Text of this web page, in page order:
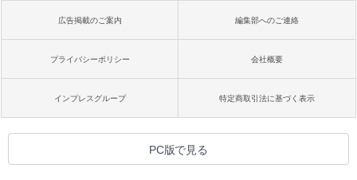
広告掲載のご案内 編集部へのご連絡
プライバシーポリシー 会社概要
インプレスグループ 特定商取引法に基づく表示
PC版で見る